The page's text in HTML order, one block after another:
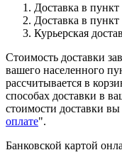
Доставка в
Доставка в
Курьерская
Стоимость доставки
вашего населенного
рассчитывается в
способах доставки в
стоимости доставки
оплате".
Банковской картой